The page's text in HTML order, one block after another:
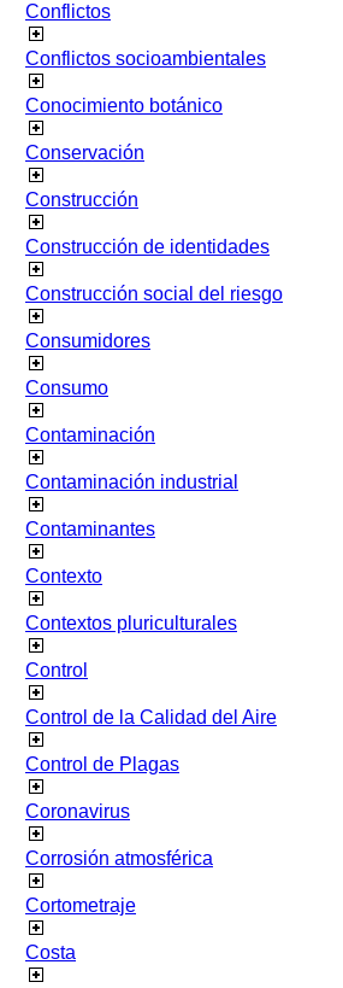
Conflictos
Conflictos socioambientales
Conocimiento botánico
Conservación
Construcción
Construcción de identidades
Construcción social del riesgo
Consumidores
Consumo
Contaminación
Contaminación industrial
Contaminantes
Contexto
Contextos pluriculturales
Control
Control de la Calidad del Aire
Control de Plagas
Coronavirus
Corrosión atmosférica
Cortometraje
Costa